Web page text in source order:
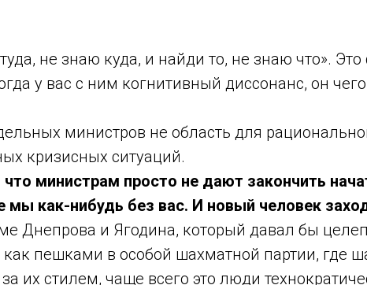
не знаю куда, и найди то, не знаю что».
у вас с ним когнитивный диссонанс, он
министров не область для
кризисных ситуаций.
министрам просто не дают закончить
как-нибудь без вас. И новый человек
Днепрова и Ягодина, который давал бы
пешками в особой шахматной партии,
их стилем, чаще всего это люди